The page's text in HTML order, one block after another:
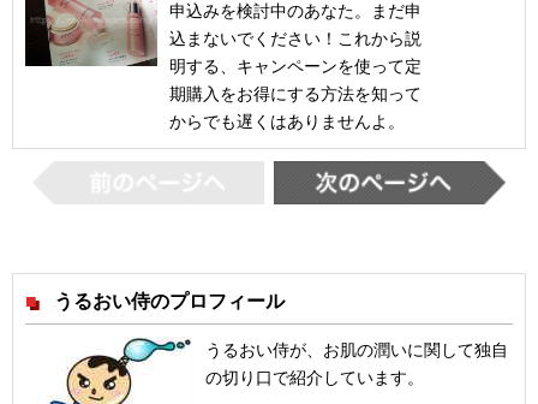
申込みを検討中のあなた。まだ申
込まないでください！これから説
明する、キャンペーンを使って定
期購入をお得にする方法を知って
からでも遅くはありませんよ。
うるおい侍のプロフィール
うるおい侍が、お肌の潤いに関して独自
の切り口で紹介しています。